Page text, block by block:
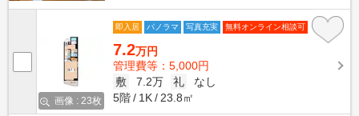
画像 : 23枚
即入居 パノラマ 写真充実 無料オンライン相談可
7.2万円
管理費等：5,000円
敷
7.2万 礼
なし
5階
1K 23.8㎡